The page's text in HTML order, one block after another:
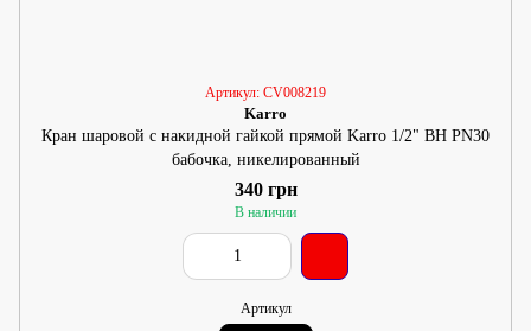
Артикул: CV008219
Karro
Кран шаровой с накидной гайкой прямой Karro 1/2" ВН PN30
бабочка, никелированный
340 грн
В наличии
Артикул